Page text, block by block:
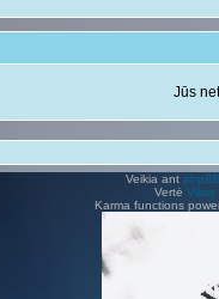
Jūs
Veikia ant
Vertė Vilius
Karma functions